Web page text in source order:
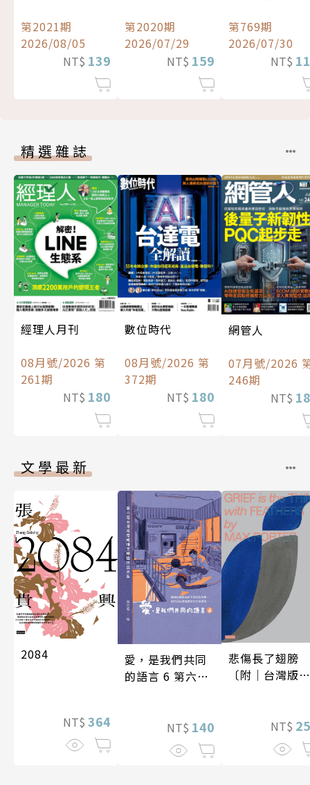
第2021期
2026/08/05
NT$ 139
第2020期
2026/07/29
NT$ 159
第769期
2026/07/30
NT$
精選雜誌
經理人月刊
08月號/2026 第
261期
NT$ 180
數位時代
08月號/2026 第
372期
NT$ 180
網管人
07月號/2026
246期
NT$
文學最新
2084
NT$ 364
愛，是我們共同
的語言 6 第六屆
NT$ 140
悲傷長了翅膀
〔附｜台灣版獨
NT$